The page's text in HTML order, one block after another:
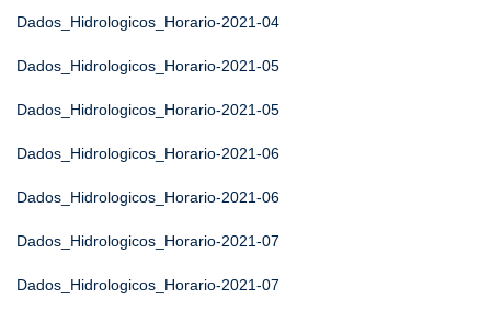
Dados_Hidrologicos_Horario-2021-04
Dados_Hidrologicos_Horario-2021-05
Dados_Hidrologicos_Horario-2021-05
Dados_Hidrologicos_Horario-2021-06
Dados_Hidrologicos_Horario-2021-06
Dados_Hidrologicos_Horario-2021-07
Dados_Hidrologicos_Horario-2021-07